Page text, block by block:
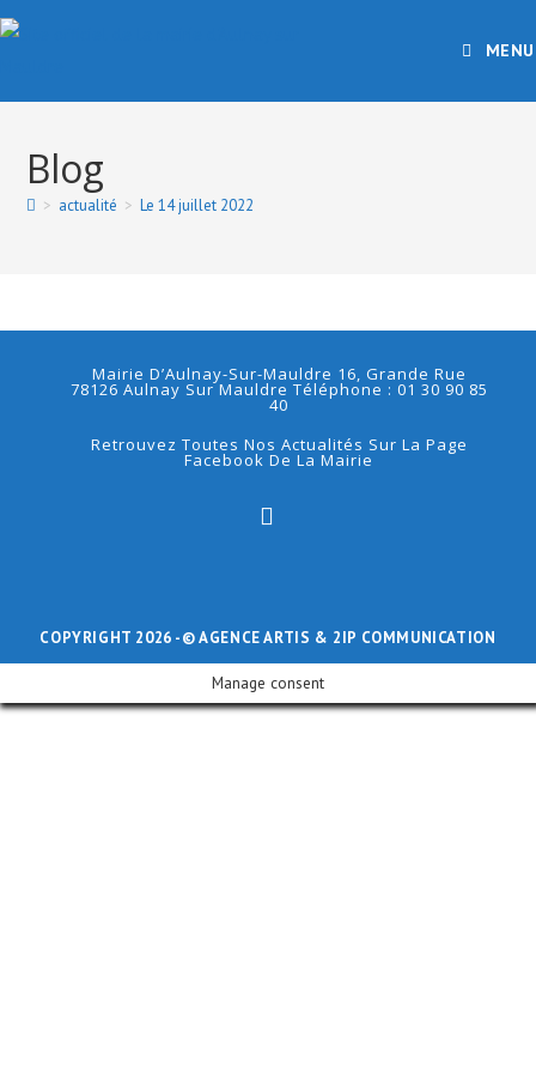
MENU
Blog
> actualité > Le 14 juillet 2022
Mairie D’Aulnay-Sur-Mauldre 16, Grande Rue
78126 Aulnay Sur Mauldre Téléphone : 01 30 90 85
40
Retrouvez Toutes Nos Actualités Sur La Page
Facebook De La Mairie
COPYRIGHT 2026 -© AGENCE ARTIS & 2IP COMMUNICATION
Manage consent